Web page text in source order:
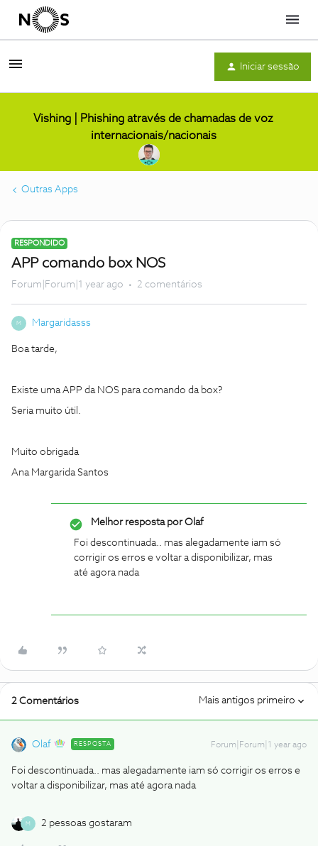
Menu
Iniciar sessão
Vishing | Phishing através de chamadas de voz
internacionais/nacionais
Outras Apps
RESPONDIDO
APP comando box NOS
Forum|Forum|1 year ago 2 comentários
M Margaridasss
Boa tarde,
Existe uma APP da NOS para comando da box?
Seria muito útil.
Muito obrigada
Ana Margarida Santos
Melhor resposta porOlaf
Foi descontinuada.. mas alegadamente iam só
corrigir os erros e voltar a disponibilizar, mas
até agora nada
2 Comentários Mais antigos primeiro
Olaf RESPOSTA Forum|Forum|1 year ago
Foi descontinuada.. mas alegadamente iam só corrigir os erros e
voltar a disponibilizar, mas até agora nada
M 2 pessoas gostaram